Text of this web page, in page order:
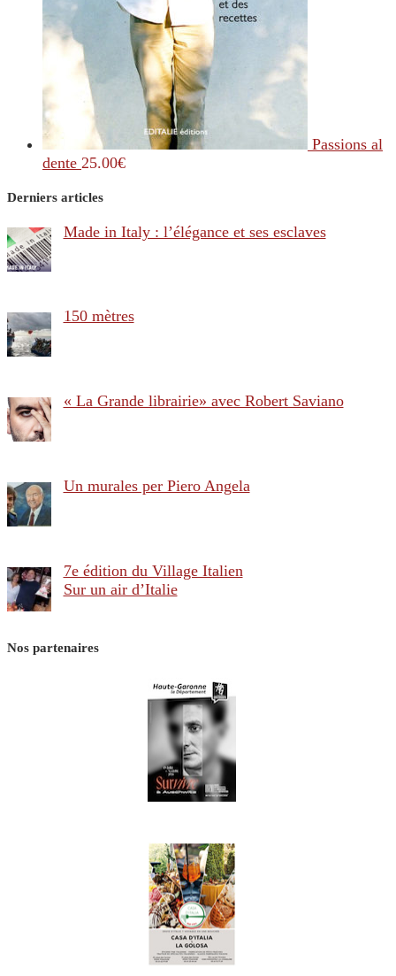
Passions al
dente 25.00€
Derniers articles
Made in Italy : l’élégance et ses esclaves
150 mètres
« La Grande librairie» avec Robert Saviano
Un murales per Piero Angela
7e édition du Village Italien
Sur un air d’Italie
Nos partenaires